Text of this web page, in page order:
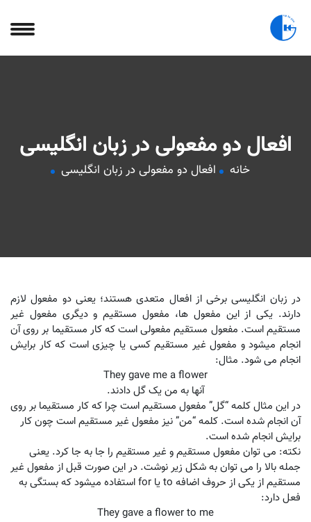
افعال دو مفعولی در زبان انگلیسی
خانه افعال دو مفعولی در زبان انگلیسی
در زبان انگلیسی برخی از افعال متعدی هستند؛ یعنی دو مفعول لازم
دارند. یکی از این مفعول ها، مفعول مستقیم و دیگری مفعول غیر
مستقیم است. مفعول مستقیم مفعولی است که کار مستقیما بر روی آن
انجام میشود و مفعول غیر مستقیم کسی یا چیزی است که کار برایش
انجام می شود. مثال:
They gave me a flower
آنها به من یک گل دادند.
در این مثال کلمه “گل” مفعول مستقیم است چرا که کار مستقیما بر روی
آن انجام شده است. کلمه “من” نیز مفعول غیر مستقیم است چون کار
برایش انجام شده است.
نکته: می توان مفعول مستقیم و غیر مستقیم را جا به جا کرد. یعنی
جمله بالا را می توان به شکل زیر نوشت. در این صورت قبل از مفعول غیر
مستقیم از یکی از حروف اضافه to یا for استفاده میشود که بستگی به
فعل دارد:
They gave a flower to me